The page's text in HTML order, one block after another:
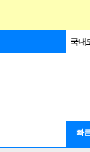
국내
빠